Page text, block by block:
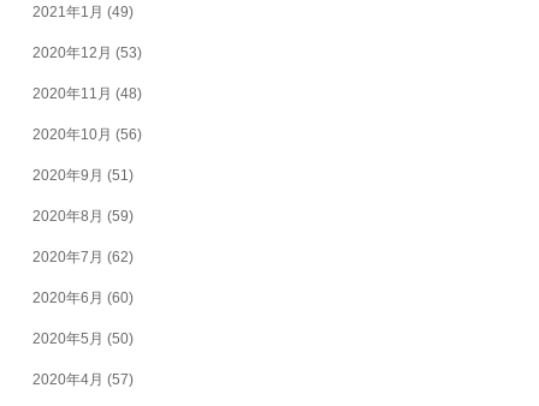
2021年1月 (49)
2020年12月 (53)
2020年11月 (48)
2020年10月 (56)
2020年9月 (51)
2020年8月 (59)
2020年7月 (62)
2020年6月 (60)
2020年5月 (50)
2020年4月 (57)